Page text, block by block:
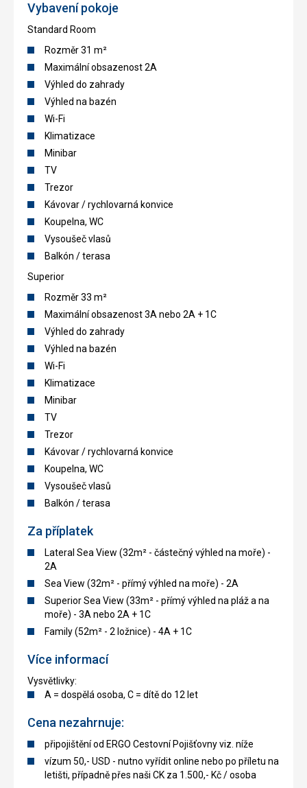
Vybavení pokoje
Standard Room
Rozměr 31 m²
Maximální obsazenost 2A
Výhled do zahrady
Výhled na bazén
Wi-Fi
Klimatizace
Minibar
TV
Trezor
Kávovar / rychlovarná konvice
Koupelna, WC
Vysoušeč vlasů
Balkón / terasa
Superior
Rozměr 33 m²
Maximální obsazenost 3A nebo 2A + 1C
Výhled do zahrady
Výhled na bazén
Wi-Fi
Klimatizace
Minibar
TV
Trezor
Kávovar / rychlovarná konvice
Koupelna, WC
Vysoušeč vlasů
Balkón / terasa
Za příplatek
Lateral Sea View (32m² - částečný výhled na moře) -
2A
Sea View (32m² - přímý výhled na moře) - 2A
Superior Sea View (33m² - přímý výhled na pláž a na
moře) - 3A nebo 2A + 1C
Family (52m² - 2 ložnice) - 4A + 1C
Více informací
Vysvětlivky:
A = dospělá osoba, C = dítě do 12 let
Cena nezahrnuje:
připojištění od ERGO Cestovní Pojišťovny viz. níže
vízum 50,- USD - nutno vyřídit online nebo po příletu na
letišti, případně přes naši CK za 1.500,- Kč / osoba